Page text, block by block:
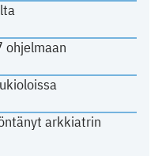
ohjelmaan
arkkiatrin